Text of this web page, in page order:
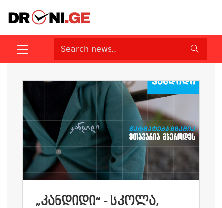
„ᲙᲐᲜᲓᲘᲓᲘ“ - ᲡᲙᲝᲚᲐ,